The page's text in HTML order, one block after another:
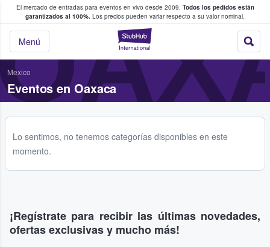
El mercado de entradas para eventos en vivo desde 2009. Todos los pedidos están
garantizados al 100%. Los precios pueden variar respecto a su valor nominal.
StubHub:
Menú
y venta de entradas entre fans
Mexico
Eventos en Oaxaca
Lo sentimos, no tenemos categorías disponibles en este
momento.
¡Regístrate para recibir las últimas novedades,
ofertas exclusivas y mucho más!